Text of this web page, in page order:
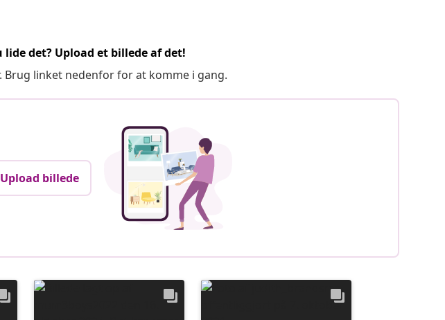
det? Upload et billede af det!
linket nedenfor for at komme i gang.
Upload billede